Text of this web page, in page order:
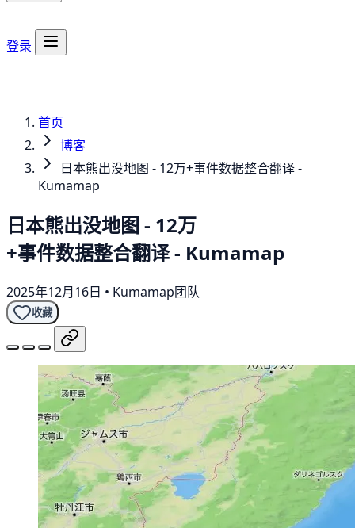
登录
首页
博客
日本熊出没地图 - 12万+事件数据整合翻译 -
Kumamap
日本熊出没地图 - 12万
+事件数据整合翻译 - Kumamap
2025年12月16日 • Kumamap团队
收藏